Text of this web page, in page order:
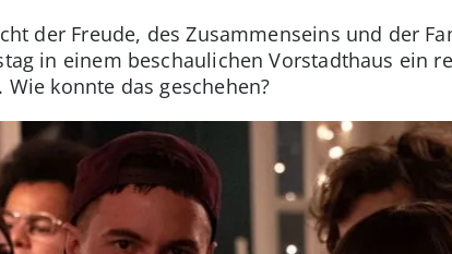
der Freude, des Zusammenseins und der
in einem beschaulichen Vorstadthaus ein
konnte das geschehen?